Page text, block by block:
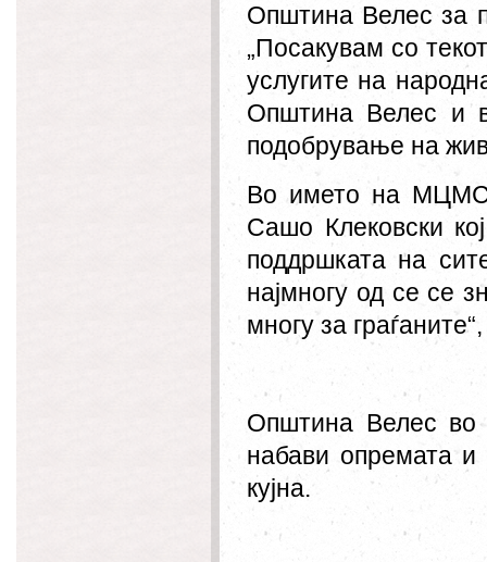
Општина Велес за
„Посакувам со
услугите на
Општина Велес и
подобрување на
Во името на МЦМС
Сашо Клековски
поддршката на
најмногу од се се
многу за
Општина Велес во
набави опремата и
кујна.